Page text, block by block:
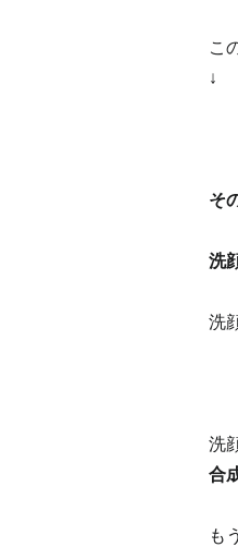
こ
↓
そ
洗
洗
洗
合
も